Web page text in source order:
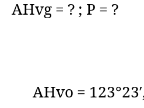
AHvg = ? ; P = ?
AHvo =